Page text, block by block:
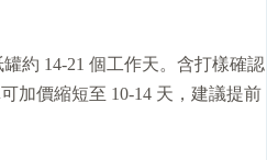
約 14-21 個工作天。含打樣確認
加價縮短至 10-14 天，建議提前